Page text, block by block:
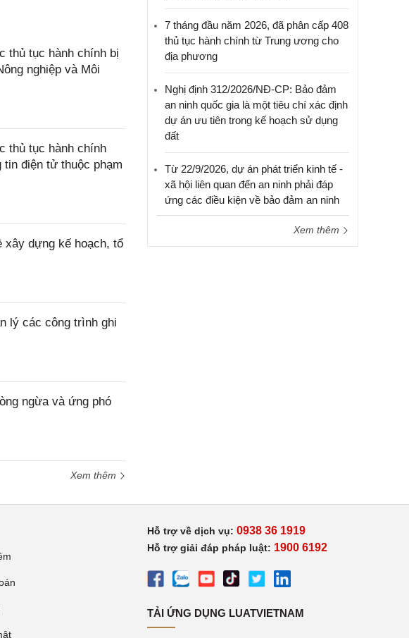
thủ tục hành chính bị
nghiệp và Môi
thủ tục hành chính
điện tử thuộc phạm
xây dựng kế hoạch, tổ
lý các công trình ghi
ngừa và ứng phó
Xem thêm
7 tháng đầu năm 2026, đã phân cấp 408
thủ tục hành chính từ Trung ương cho
địa phương
Nghị định 312/2026/NĐ-CP: Bảo đảm
an ninh quốc gia là một tiêu chí xác định
dự án ưu tiên trong kế hoạch sử dụng
đất
Từ 22/9/2026, dự án phát triển kinh tế -
xã hội liên quan đến an ninh phải đáp
ứng các điều kiện về bảo đảm an ninh
Xem thêm
Hỗ trợ về dịch vụ: 0938 36 1919
Hỗ trợ giải đáp pháp luật: 1900 6192
TẢI ỨNG DỤNG LUATVIETNAM